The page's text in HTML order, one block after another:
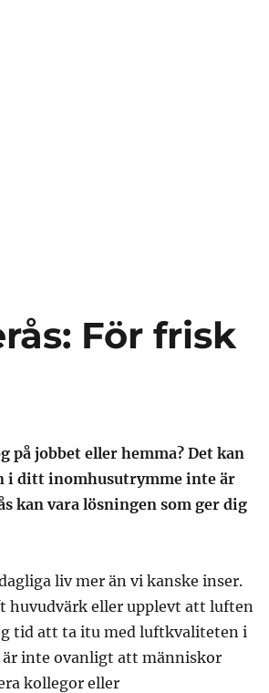
För frisk
jobbet eller hemma? Det kan
i ditt inomhusutrymme inte är
kan vara lösningen som ger dig
liv mer än vi kanske inser.
huvudvärk eller upplevt att luften
tid att ta itu med luftkvaliteten i
inte ovanligt att människor
kollegor eller